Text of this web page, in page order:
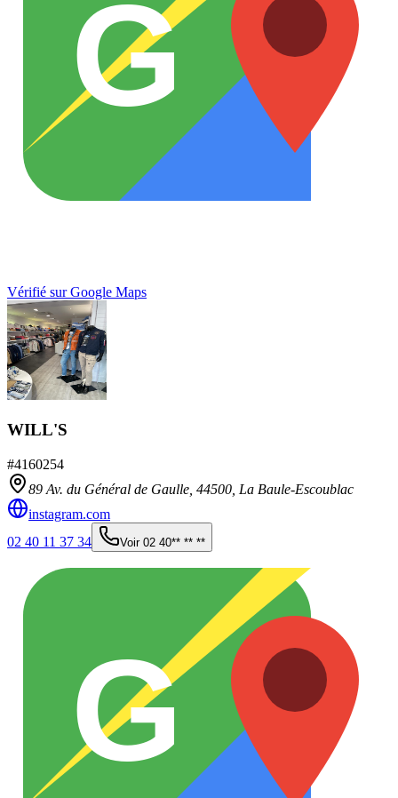
G
Vérifié sur Google Maps
WILL'S
#4160254
89 Av. du Général de Gaulle, 44500 La Baule-Escoublac
instagram.com
02 40 11 37 34
Voir 02 40** ** **
G